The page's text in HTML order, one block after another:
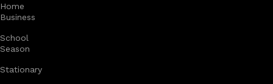
Home
Business
School
Season
Stationary